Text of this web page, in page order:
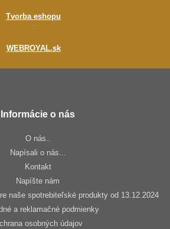
Tvorba eshopu
:
WEBROYAL.sk
Informácie o nás
O nás..
Napísali o nás...
Kontakt
Napíšte nám
naše spotrebiteľské produkty od 13.12.2024
a reklamačné podmienky
osobných údajov